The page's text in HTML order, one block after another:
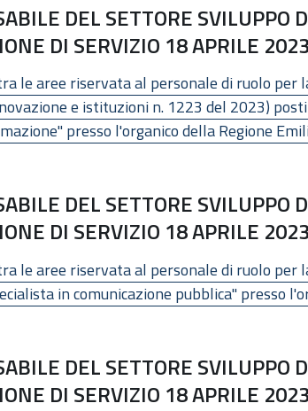
DEL SETTORE SVILUPPO
DI SERVIZIO 18 APRILE
le aree riservata al personale di ruolo
e istituzioni n. 1223 del 2023)
presso l'organico della Regione
DEL SETTORE SVILUPPO
DI SERVIZIO 18 APRILE
le aree riservata al personale di ruolo per
in comunicazione pubblica" presso
DEL SETTORE SVILUPPO
DI SERVIZIO 18 APRILE